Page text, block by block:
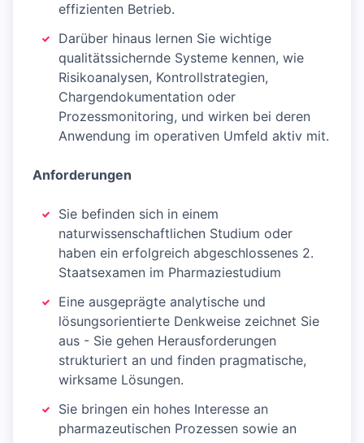
effizienten Betrieb.
Darüber hinaus lernen Sie wichtige
qualitätssichernde Systeme kennen, wie
Risikoanalysen, Kontrollstrategien,
Chargendokumentation oder
Prozessmonitoring, und wirken bei deren
Anwendung im operativen Umfeld aktiv mit.
Anforderungen
Sie befinden sich in einem
naturwissenschaftlichen Studium oder
haben ein erfolgreich abgeschlossenes 2.
Staatsexamen im Pharmaziestudium
Eine ausgeprägte analytische und
lösungsorientierte Denkweise zeichnet Sie
aus - Sie gehen Herausforderungen
strukturiert an und finden pragmatische,
wirksame Lösungen.
Sie bringen ein hohes Interesse an
pharmazeutischen Prozessen sowie an